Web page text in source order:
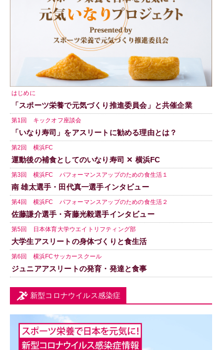
はじめに
「スポーツ栄養で元気づくり推進委員会」と共催企業
第1回 キックオフ座談会
「いなり寿司」をアスリートに勧める理由とは？
第2回 横浜FC
運動後の補食としてのいなり寿司 ✕ 横浜FC
第3回 横浜FC パフォーマンスアップのための食生活１
南 雄太選手・田代真一選手インタビュー
第4回 横浜FC パフォーマンスアップのための食生活２
佐藤謙介選手・斉藤光毅選手インタビュー
第5回 日本体育大学ウエイトリフティング部
大学生アスリートの身体づくりと食生活
第6回 横浜FCサッカースクール
ジュニアアスリートの発育・発達と食事
新型コロナウイルス感染症